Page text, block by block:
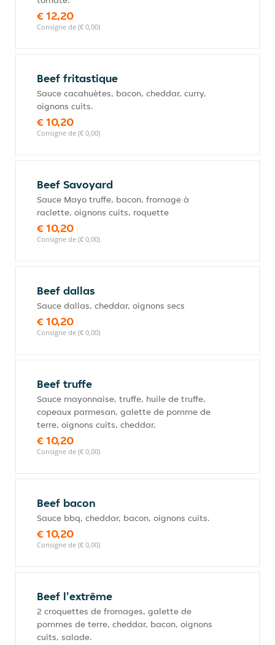
€ 12,20
Consigne de (€ 0,00)
Beef fritastique
Sauce cacahuètes, bacon, cheddar, curry,
oignons cuits.
€ 10,20
Consigne de (€ 0,00)
Beef Savoyard
Sauce Mayo truffe, bacon, fromage à
raclette, oignons cuits, roquette
€ 10,20
Consigne de (€ 0,00)
Beef dallas
Sauce dallas, cheddar, oignons secs
€ 10,20
Consigne de (€ 0,00)
Beef truffe
Sauce mayonnaise, truffe, huile de truffe,
copeaux parmesan, galette de pomme de
terre, oignons cuits, cheddar.
€ 10,20
Consigne de (€ 0,00)
Beef bacon
Sauce bbq, cheddar, bacon, oignons cuits.
€ 10,20
Consigne de (€ 0,00)
Beef l'extrême
2 croquettes de fromages, galette de
pommes de terre, cheddar, bacon, oignons
cuits, salade.